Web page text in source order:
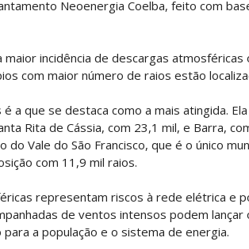
Neoenergia Coelba, feito com
maior incidência de descargas
com maior número de raios estão
a que se destaca como a mais atingida.
Rita de Cássia, com 23,1 mil, e Barra,
do Vale do São Francisco, que é o único
com 11,9 mil raios.
representam riscos à rede elétrica e
de ventos intensos podem
a população e o sistema de energia.